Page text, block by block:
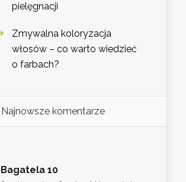
pielęgnacji
Zmywalna koloryzacja
włosów – co warto wiedzieć
o farbach?
Najnowsze komentarze
Bagatela 10